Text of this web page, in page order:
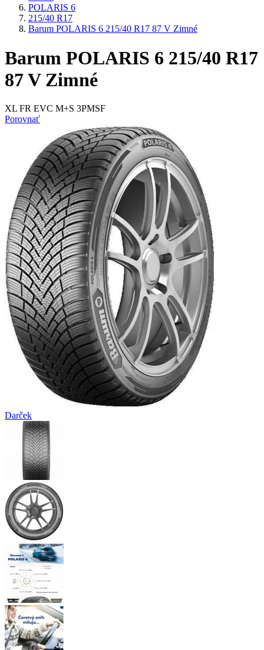
POLARIS 6
215/40 R17
Barum POLARIS 6 215/40 R17 87 V Zimné
Barum POLARIS 6 215/40 R17
87 V Zimné
XL FR EVC M+S 3PMSF
Porovnať
Darček